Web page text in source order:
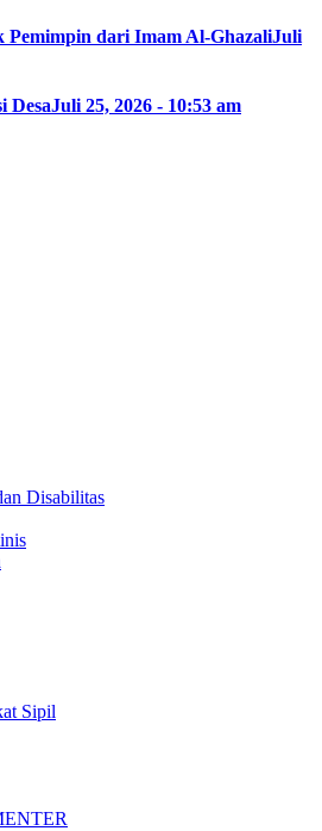
Pemimpin dari Imam Al-GhazaliJuli
DesaJuli 25, 2026 - 10:53 am
Disabilitas
Sipil